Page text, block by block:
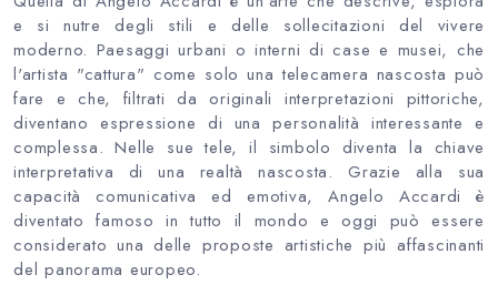
e si nutre degli stili e delle sollecitazioni del vivere
moderno. Paesaggi urbani o interni di case e musei, che
l'artista "cattura" come solo una telecamera nascosta può
fare e che, filtrati da originali interpretazioni pittoriche,
diventano espressione di una personalità interessante e
complessa. Nelle sue tele, il simbolo diventa la chiave
interpretativa di una realtà nascosta. Grazie alla sua
capacità comunicativa ed emotiva, Angelo Accardi è
diventato famoso in tutto il mondo e oggi può essere
considerato una delle proposte artistiche più affascinanti
del panorama europeo.